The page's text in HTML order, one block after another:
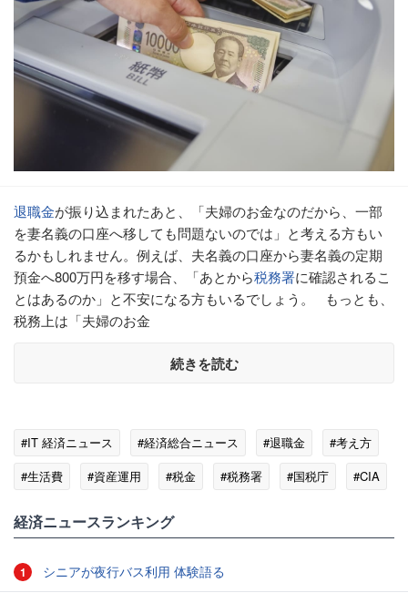
退職金が振り込まれたあと、「夫婦のお金なのだから、一部
を妻名義の口座へ移しても問題ないのでは」と考える方もい
るかもしれません。例えば、夫名義の口座から妻名義の定期
預金へ800万円を移す場合、「あとから税務署に確認されるこ
とはあるのか」と不安になる方もいるでしょう。 もっとも、
税務上は「夫婦のお金
続きを読む
#IT 経済ニュース #経済総合ニュース #退職金
#考え方
#生活費
#資産運用 #税金 #税務署 #国税庁 #CIA
経済ニュースランキング
1 シニアが夜行バス利用 体験語る